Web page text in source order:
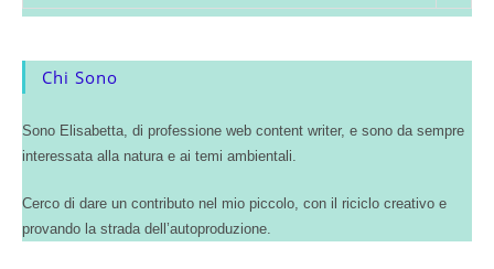
Chi Sono
Sono Elisabetta, di professione web content writer, e sono da sempre
interessata alla natura e ai temi ambientali.
Cerco di dare un contributo nel mio piccolo, con il riciclo creativo e
provando la strada dell’autoproduzione.